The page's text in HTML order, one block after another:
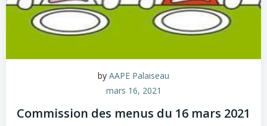
by AAPE Palaiseau
mars 16, 2021
Commission des menus du 16 mars 2021